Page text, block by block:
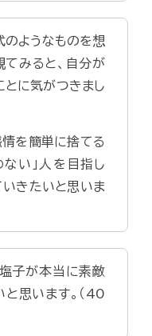
のようなものを想
てみると、自分が
とに気がつきまし
を簡単に捨てる
ない」人を目指し
いきたいと思いま
子が本当に素敵
思います。（40